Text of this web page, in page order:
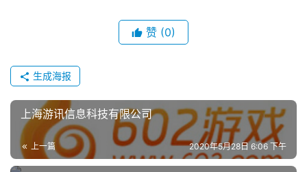
赞 (0)
生成海报
上海游讯信息科技有限公司
上一篇 2020年5月28日 6:06 下午